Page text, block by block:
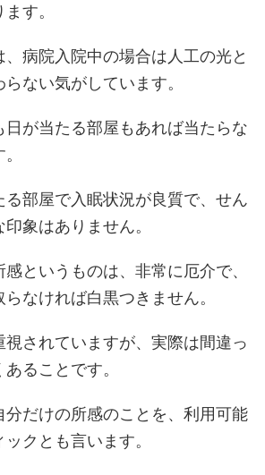
す。
病院入院中の場合は人工の光と
ない気がしています。
が当たる部屋もあれば当たらな
る部屋で入眠状況が良質で、せん
象はありません。
というものは、非常に厄介で、
なければ白黒つきません。
視されていますが、実際は間違っ
ることです。
分だけの所感のことを、利用可能
クとも言います。